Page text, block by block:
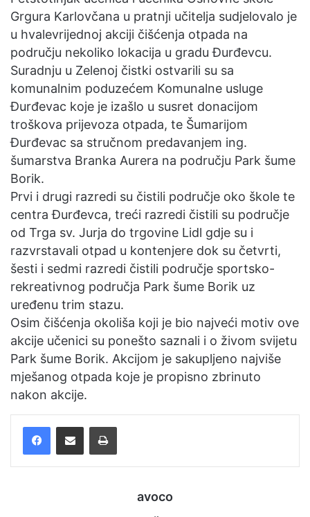
m
a
i
l
Grgura Karlovčana u pratnji učitelja sudjelovalo je
u hvalevrijednoj akciji čišćenja otpada na
području nekoliko lokacija u gradu Đurđevcu.
Suradnju u Zelenoj čistki ostvarili su sa
komunalnim poduzećem Komunalne usluge
Đurđevac koje je izašlo u susret donacijom
troškova prijevoza otpada, te Šumarijom
Đurđevac sa stručnom predavanjem ing.
šumarstva Branka Aurera na području Park šume
Borik.
Prvi i drugi razredi su čistili područje oko škole te
centra Đurđevca, treći razredi čistili su područje
od Trga sv. Jurja do trgovine Lidl gdje su i
razvrstavali otpad u kontenjere dok su četvrti,
šesti i sedmi razredi čistili područje sportsko-
rekreativnog područja Park šume Borik uz
uređenu trim stazu.
Osim čišćenja okoliša koji je bio najveći motiv ove
akcije učenici su ponešto saznali i o živom svijetu
Park šume Borik. Akcijom je sakupljeno najviše
mješanog otpada koje je propisno zbrinuto
nakon akcije.
avoco